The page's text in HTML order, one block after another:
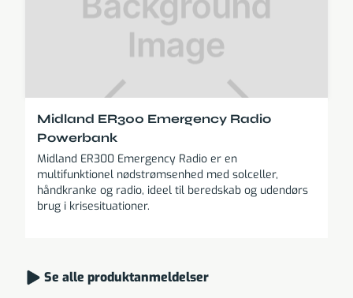
Midland ER300 Emergency Radio
Powerbank
Midland ER300 Emergency Radio er en
multifunktionel nødstrømsenhed med solceller,
håndkranke og radio, ideel til beredskab og udendørs
brug i krisesituationer.
Se alle produktanmeldelser